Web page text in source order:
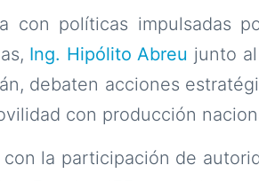
con políticas impulsadas
Ing. Hipólito Abreu junto
debaten acciones
con producción
la participación de